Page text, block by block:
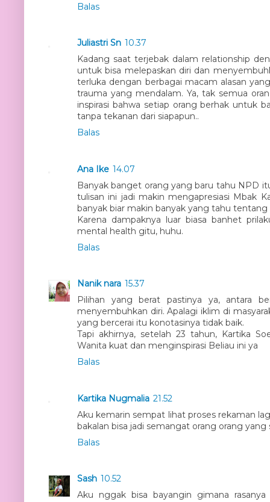
Balas
Juliastri Sn 10.37
Kadang saat terjebak dalam relationship
untuk bisa melepaskan diri dan
terluka dengan berbagai macam alasan
trauma yang mendalam. Ya, tak semua
inspirasi bahwa setiap orang berhak untuk
tanpa tekanan dari siapapun..
Balas
Ana Ike 14.07
Banyak banget orang yang baru tahu NPD
tulisan ini jadi makin mengapresiasi Mbak
banyak biar makin banyak yang tahu
Karena dampaknya luar biasa banhet
mental health gitu, huhu.
Balas
Nanik nara 15.37
Pilihan yang berat pastinya ya, antara
menyembuhkan diri. Apalagi iklim di
yang bercerai itu konotasinya tidak baik.
Tapi akhirnya, setelah 23 tahun, Kartika
Wanita kuat dan menginspirasi Beliau ini ya
Balas
Kartika Nugmalia 21.52
Aku kemarin sempat lihat proses rekaman
bakalan bisa jadi semangat orang orang
Balas
Sash 10.52
Aku nggak bisa bayangin gimana